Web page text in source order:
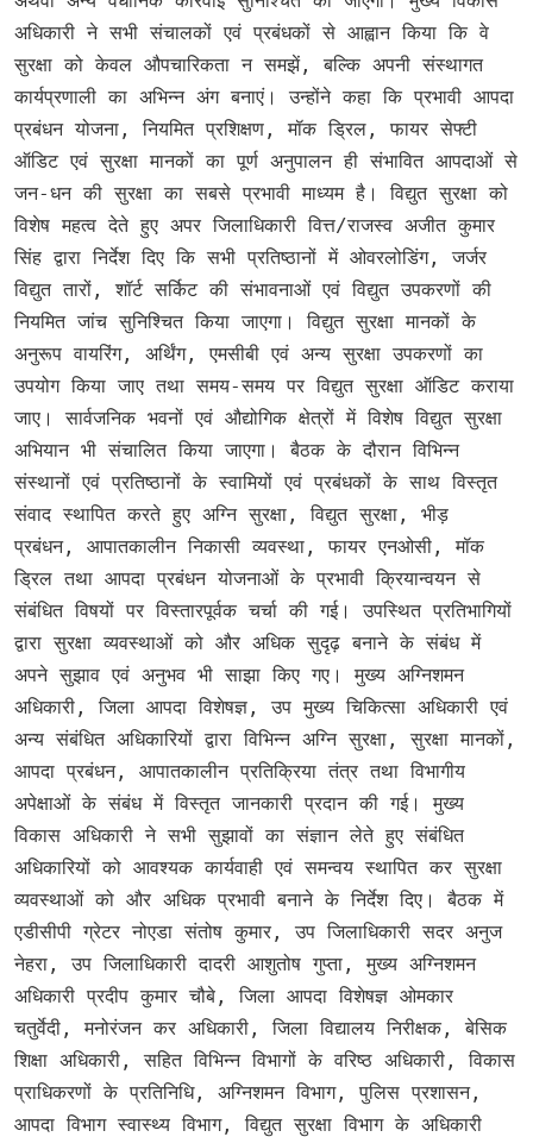
अधिकारी ने सभी संचालकों एवं प्रबंधकों से आह्वान किया कि वे
सुरक्षा को केवल औपचारिकता न समझें, बल्कि अपनी संस्थागत
कार्यप्रणाली का अभिन्न अंग बनाएं। उन्होंने कहा कि प्रभावी आपदा
प्रबंधन योजना, नियमित प्रशिक्षण, मॉक ड्रिल, फायर सेफ्टी
ऑडिट एवं सुरक्षा मानकों का पूर्ण अनुपालन ही संभावित आपदाओं से
जन-धन की सुरक्षा का सबसे प्रभावी माध्यम है। विद्युत सुरक्षा को
विशेष महत्व देते हुए अपर जिलाधिकारी वित्त/राजस्व अजीत कुमार
सिंह द्वारा निर्देश दिए कि सभी प्रतिष्ठानों में ओवरलोडिंग, जर्जर
विद्युत तारों, शॉर्ट सर्किट की संभावनाओं एवं विद्युत उपकरणों की
नियमित जांच सुनिश्चित किया जाएगा। विद्युत सुरक्षा मानकों के
अनुरूप वायरिंग, अर्थिंग, एमसीबी एवं अन्य सुरक्षा उपकरणों का
उपयोग किया जाए तथा समय-समय पर विद्युत सुरक्षा ऑडिट कराया
जाए। सार्वजनिक भवनों एवं औद्योगिक क्षेत्रों में विशेष विद्युत सुरक्षा
अभियान भी संचालित किया जाएगा। बैठक के दौरान विभिन्न
संस्थानों एवं प्रतिष्ठानों के स्वामियों एवं प्रबंधकों के साथ विस्तृत
संवाद स्थापित करते हुए अग्नि सुरक्षा, विद्युत सुरक्षा, भीड़
प्रबंधन, आपातकालीन निकासी व्यवस्था, फायर एनओसी, मॉक
ड्रिल तथा आपदा प्रबंधन योजनाओं के प्रभावी क्रियान्वयन से
संबंधित विषयों पर विस्तारपूर्वक चर्चा की गई। उपस्थित प्रतिभागियों
द्वारा सुरक्षा व्यवस्थाओं को और अधिक सुदृढ़ बनाने के संबंध में
अपने सुझाव एवं अनुभव भी साझा किए गए। मुख्य अग्निशमन
अधिकारी, जिला आपदा विशेषज्ञ, उप मुख्य चिकित्सा अधिकारी एवं
अन्य संबंधित अधिकारियों द्वारा विभिन्न अग्नि सुरक्षा, सुरक्षा मानकों,
आपदा प्रबंधन, आपातकालीन प्रतिक्रिया तंत्र तथा विभागीय
अपेक्षाओं के संबंध में विस्तृत जानकारी प्रदान की गई। मुख्य
विकास अधिकारी ने सभी सुझावों का संज्ञान लेते हुए संबंधित
अधिकारियों को आवश्यक कार्यवाही एवं समन्वय स्थापित कर सुरक्षा
व्यवस्थाओं को और अधिक प्रभावी बनाने के निर्देश दिए। बैठक में
एडीसीपी ग्रेटर नोएडा संतोष कुमार, उप जिलाधिकारी सदर अनुज
नेहरा, उप जिलाधिकारी दादरी आशुतोष गुप्ता, मुख्य अग्निशमन
अधिकारी प्रदीप कुमार चौबे, जिला आपदा विशेषज्ञ ओमकार
चतुर्वेदी, मनोरंजन कर अधिकारी, जिला विद्यालय निरीक्षक, बेसिक
शिक्षा अधिकारी, सहित विभिन्न विभागों के वरिष्ठ अधिकारी, विकास
प्राधिकरणों के प्रतिनिधि, अग्निशमन विभाग, पुलिस प्रशासन,
आपदा विभाग स्वास्थ्य विभाग, विद्युत सुरक्षा विभाग के अधिकारी